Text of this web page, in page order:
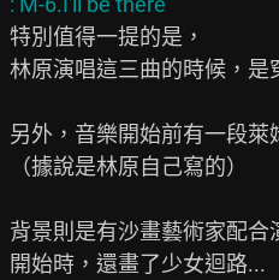
特別值得一提的是，
林原演唱這三曲的時候，是
另外，音樂開始前有一段萊
（據說是林原自己寫的）
背景則是有沙畫藝術家配
開始時，還畫了少女迴路...